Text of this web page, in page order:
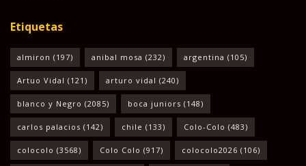
Etiquetas
almiron (197) anibal mosa (232) argentina (105)
Artuo Vidal (121) arturo vidal (240)
blanco y Negro (2085) boca juniors (148)
carlos palacios (142) chile (133) Colo-Colo (483)
colocolo (3568) Colo Colo (917) colocolo2026 (106)